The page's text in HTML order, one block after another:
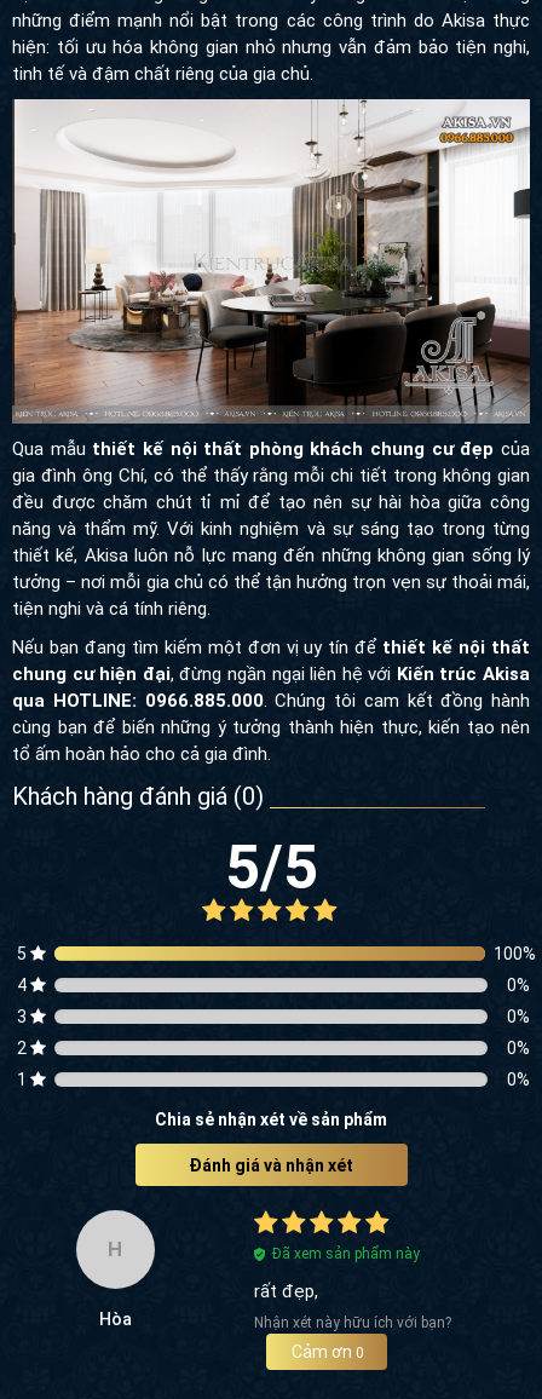
những điểm mạnh nổi bật trong các công trình do Akisa thực
hiện: tối ưu hóa không gian nhỏ nhưng vẫn đảm bảo tiện nghi,
tinh tế và đậm chất riêng của gia chủ.
Qua mẫu thiết kế nội thất phòng khách chung cư đẹp của
gia đình ông Chí, có thể thấy rằng mỗi chi tiết trong không gian
đều được chăm chút tỉ mỉ để tạo nên sự hài hòa giữa công
năng và thẩm mỹ. Với kinh nghiệm và sự sáng tạo trong từng
thiết kế, Akisa luôn nỗ lực mang đến những không gian sống lý
tưởng – nơi mỗi gia chủ có thể tận hưởng trọn vẹn sự thoải mái,
tiện nghi và cá tính riêng.
Nếu bạn đang tìm kiếm một đơn vị uy tín để thiết kế nội thất
chung cư hiện đại, đừng ngần ngại liên hệ với Kiến trúc Akisa
qua HOTLINE: 0966.885.000. Chúng tôi cam kết đồng hành
cùng bạn để biến những ý tưởng thành hiện thực, kiến tạo nên
tổ ấm hoàn hảo cho cả gia đình.
Khách hàng đánh giá (0)
5/5
5 100%
4
0%
3
0%
2
0%
1
0%
Chia sẻ nhận xét về sản phẩm
Đánh giá và nhận xét
H
Hòa
Đã xem sản phẩm này
rất đẹp,
Nhận xét này hữu ích với bạn?
Cảm ơn 0